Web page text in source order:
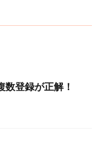
登録が正解！